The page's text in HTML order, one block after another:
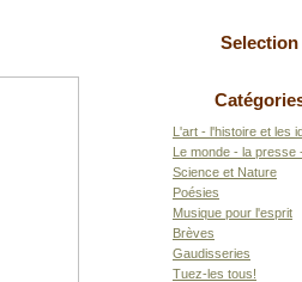
Selection
L'art - l'histoire et les
Le monde - la presse
Science et Nature
Poésies
Musique pour l'esprit
Brèves
Gaudisseries
Tuez-les tous!